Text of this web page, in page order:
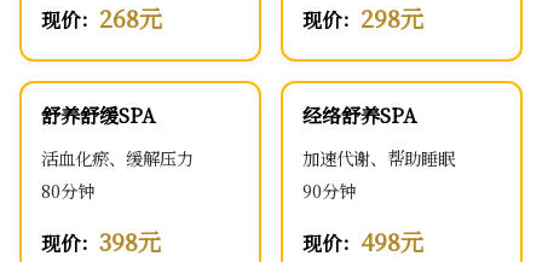
现价： 268元 现价： 298元
舒养舒缓SPA
活血化瘀、缓解压力
80分钟
现价： 398元
经络舒养SPA
加速代谢、帮助睡眠
90分钟
现价： 498元